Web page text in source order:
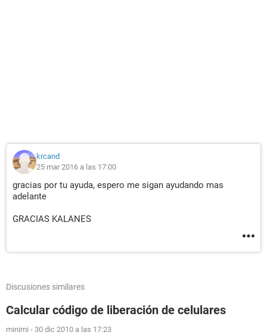
krcand
25 mar 2016 a las 17:00
gracias por tu ayuda, espero me sigan ayudando mas
adelante
GRACIAS KALANES
Discusiones similares
Calcular código de liberación de celulares
minimi - 30 dic 2010 a las 17:23